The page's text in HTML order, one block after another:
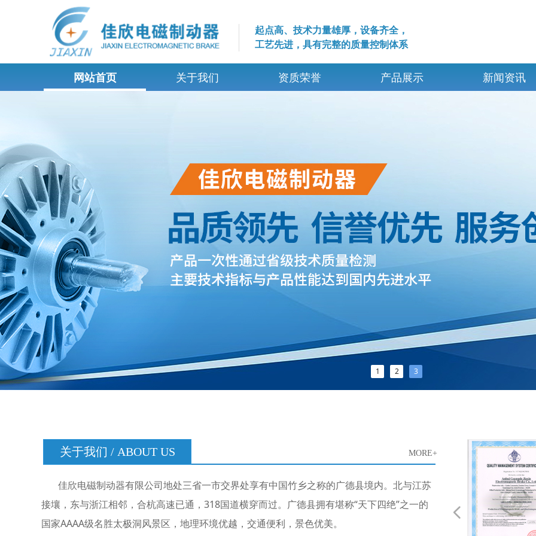
1 2 3
网站首页 关于我们 资质荣誉 产品展示 新闻资讯
起点高、技术力量雄厚，设备齐全，
工艺先进，具有完整的质量控制体系
佳欣电磁制动器有限公司地处三省一市交界处享有中国竹乡之称的广德县境内。北与江苏
接壤，东与浙江相邻，合杭高速已通，318国道横穿而过。广德县拥有堪称“天下四绝”之一的
国家AAAA级名胜太极洞风景区，地理环境优越，交通便利，景色优美。
关于我们 / ABOUT US MORE+
넳